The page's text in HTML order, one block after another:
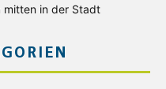
mitten in der Stadt